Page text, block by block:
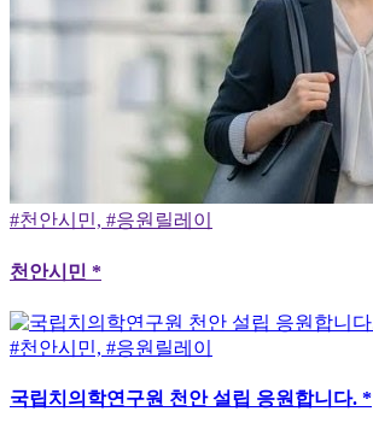
#천안시민, #응원릴레이
천안시민 *
#천안시민, #응원릴레이
국립치의학연구원 천안 설립 응원합니다. *